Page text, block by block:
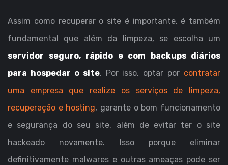
Assim como recuperar o site é importante, é também
fundamental que além da limpeza, se escolha um
servidor seguro, rápido e com backups diários
para hospedar o site. Por isso, optar por contratar
uma empresa que realize os serviços de limpeza,
recuperação e hosting, garante o bom funcionamento
e segurança do seu site, além de evitar ter o site
hackeado novamente. Isso porque eliminar
definitivamente malwares e outras ameaças pode ser